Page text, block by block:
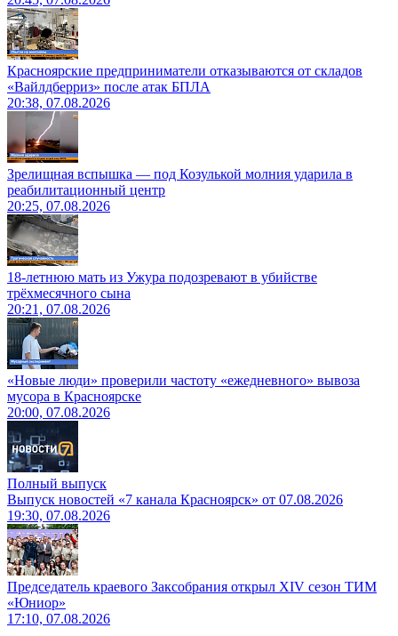
Красноярские предприниматели отказываются от складов
«Вайлдберриз» после атак БПЛА
20:38, 07.08.2026
Зрелищная вспышка — под Козулькой молния ударила в
реабилитационный центр
20:25, 07.08.2026
18-летнюю мать из Ужура подозревают в убийстве
трёхмесячного сына
20:21, 07.08.2026
«Новые люди» проверили частоту «ежедневного» вывоза
мусора в Красноярске
20:00, 07.08.2026
Полный выпуск
Выпуск новостей «7 канала Красноярск» от 07.08.2026
19:30, 07.08.2026
Председатель краевого Заксобрания открыл XIV сезон ТИМ
«Юниор»
17:10, 07.08.2026